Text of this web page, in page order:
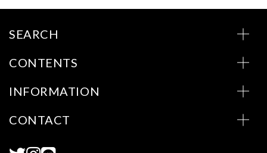
SEARCH
CONTENTS
INFORMATION
CONTACT